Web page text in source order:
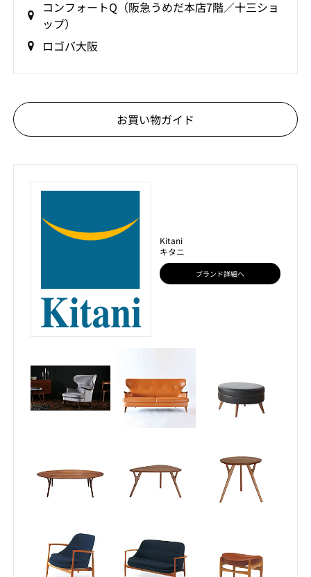
コンフォートQ（阪急うめだ本店7階／十三ショ
ップ）
ロゴバ大阪
お買い物ガイド
Kitani
キタニ
ブランド詳細へ